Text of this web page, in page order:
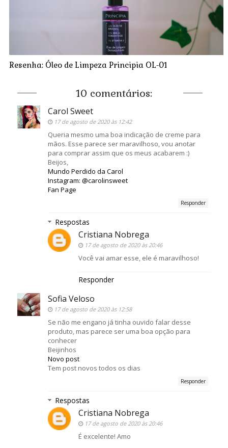
Resenha: Óleo de Limpeza Principia OL-01
10 comentários:
Carol Sweet
17 de agosto de 2020 às 12:42
Queria mesmo uma boa indicação de creme para
mãos. Esse parece ser maravilhoso, vou anotar
para comprar assim que os meus acabarem :)
Beijos,
Mundo Perdido da Carol
Instagram: @carolinsweet
Fan Page
Responder
Respostas
Cristiana Nobrega
17 de agosto de 2020 às 20:46
Você vai amar esse, ele é maravilhoso!
Responder
Sofia Veloso
17 de agosto de 2020 às 12:58
Se não me engano já tinha ouvido falar desse
produto, mas parece ser uma boa opção para
conhecer
Beijinhos
Novo post
Tem post novos todos os dias
Responder
Respostas
Cristiana Nobrega
17 de agosto de 2020 às 20:46
É excelente! Amo